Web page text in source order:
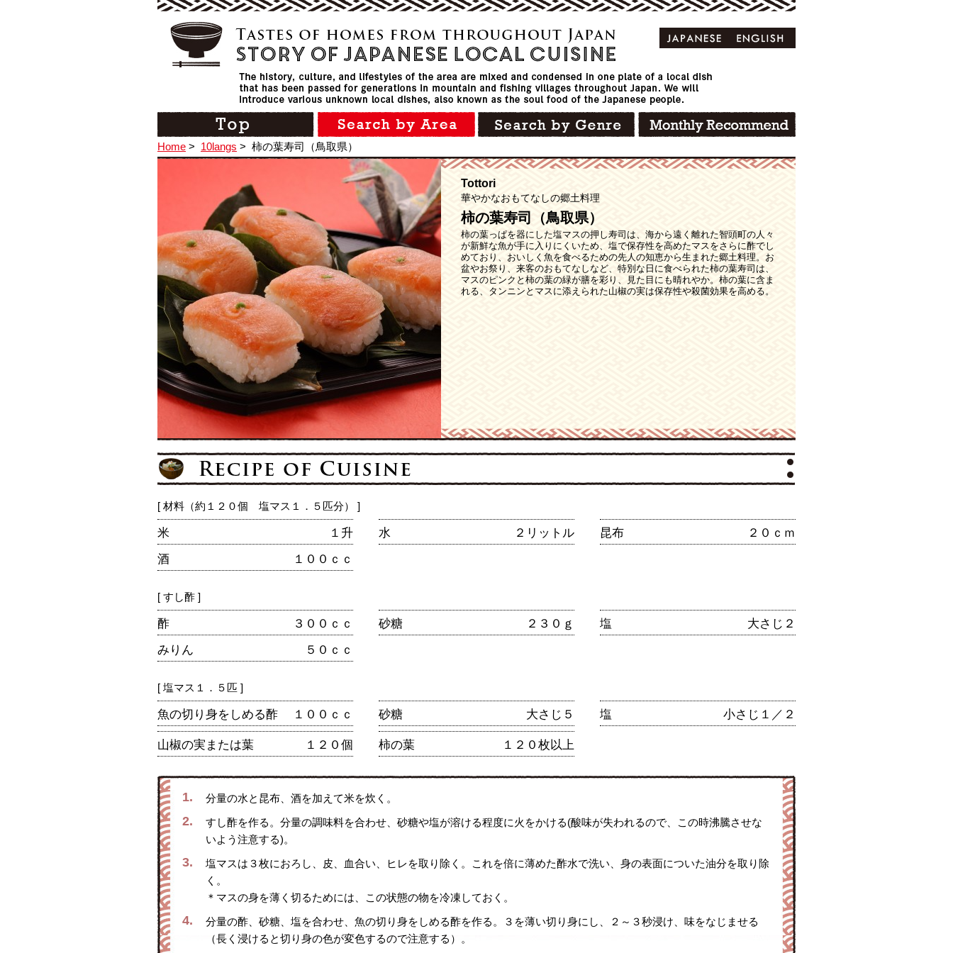
Home > 10langs > 柿の葉寿司（鳥取県）
Tottori
華やかなおもてなしの郷土料理
柿の葉寿司（鳥取県）
柿の葉っぱを器にした塩マスの押し寿司は、海から遠く離れた智頭町の人々
が新鮮な魚が手に入りにくいため、塩で保存性を高めたマスをさらに酢でし
めており、おいしく魚を食べるための先人の知恵から生まれた郷土料理。お
盆やお祭り、来客のおもてなしなど、特別な日に食べられた柿の葉寿司は、
マスのピンクと柿の葉の緑が膳を彩り、見た目にも晴れやか。柿の葉に含ま
れる、タンニンとマスに添えられた山椒の実は保存性や殺菌効果を高める。
[ 材料（約１２０個 塩マス１．５匹分） ]
米 １升 水 ２リットル 昆布
２０ｃｍ
酒
１００ｃｃ
[ すし酢 ]
酢 ３００ｃｃ 砂糖 ２３０ｇ 塩
大さじ２
みりん
５０ｃｃ
[ 塩マス１．５匹 ]
魚の切り身をしめる酢 １００ｃｃ 砂糖 大さじ５ 塩 小さじ１／２
山椒の実または葉 １２０個 柿の葉 １２０枚以上
1. 分量の水と昆布、酒を加えて米を炊く。
2.
すし酢を作る。分量の調味料を合わせ、砂糖や塩が溶ける程度に火をかける(酸味が失われるので、この時沸騰させな
いよう注意する)。
3.
塩マスは３枚におろし、皮、血合い、ヒレを取り除く。これを倍に薄めた酢水で洗い、身の表面についた油分を取り除
く。
＊マスの身を薄く切るためには、この状態の物を冷凍しておく。
4.
分量の酢、砂糖、塩を合わせ、魚の切り身をしめる酢を作る。３を薄い切り身にし、２～３秒浸け、味をなじませる
（長く浸けると切り身の色が変色するので注意する）。